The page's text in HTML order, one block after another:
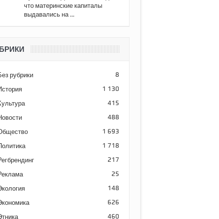
что материнские капиталы
выдавались на ...
рубрики 8
1 130
415
488
1 693
1 718
217
25
148
626
460